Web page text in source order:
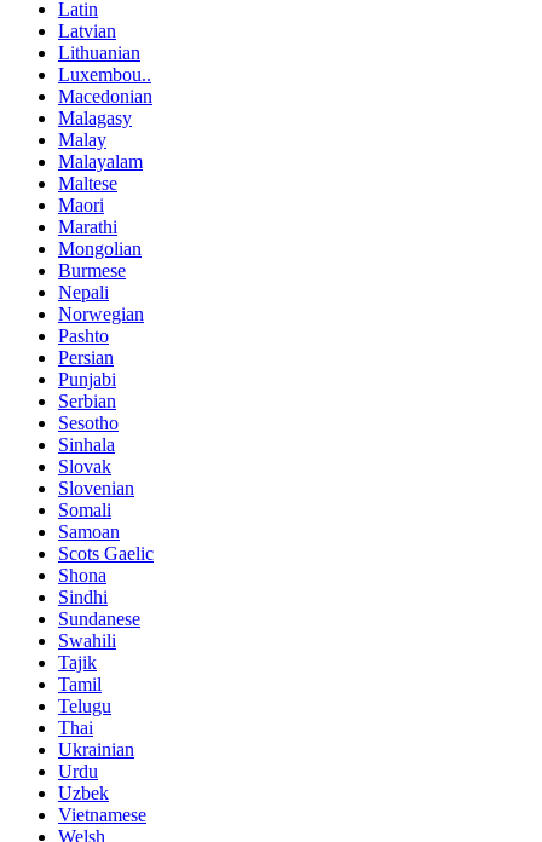
Latin
Latvian
Lithuanian
Luxembou..
Macedonian
Malagasy
Malay
Malayalam
Maltese
Maori
Marathi
Mongolian
Burmese
Nepali
Norwegian
Pashto
Persian
Punjabi
Serbian
Sesotho
Sinhala
Slovak
Slovenian
Somali
Samoan
Scots Gaelic
Shona
Sindhi
Sundanese
Swahili
Tajik
Tamil
Telugu
Thai
Ukrainian
Urdu
Uzbek
Vietnamese
Welsh